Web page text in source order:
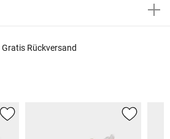
Gratis Rückversand